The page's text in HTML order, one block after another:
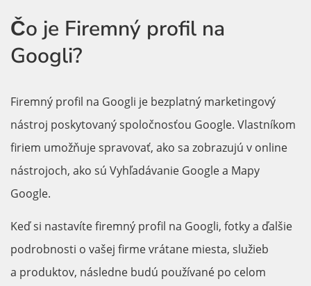
Čo je Firemný profil na
Googli?
Firemný profil na Googli je bezplatný marketingový
nástroj poskytovaný spoločnosťou Google. Vlastníkom
firiem umožňuje spravovať, ako sa zobrazujú v online
nástrojoch, ako sú Vyhľadávanie Google a Mapy
Google.
Keď si nastavíte firemný profil na Googli, fotky a ďalšie
podrobnosti o vašej firme vrátane miesta, služieb
a produktov, následne budú používané po celom